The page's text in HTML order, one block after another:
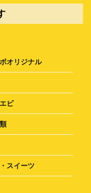
オリジナル
ビ
スイーツ